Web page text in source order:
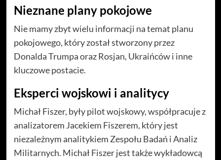
Nieznane plany pokojowe
Nie mamy zbyt wielu informacji na temat planu
pokojowego, który został stworzony przez
Donalda Trumpa oraz Rosjan, Ukraińców i inne
kluczowe postacie.
Eksperci wojskowi i analitycy
Michał Fiszer, były pilot wojskowy, współpracuje z
analizatorem Jacekiem Fiszerem, który jest
niezależnym analitykiem Zespołu Badań i Analiz
Militarnych. Michał Fiszer jest także wykładowcą